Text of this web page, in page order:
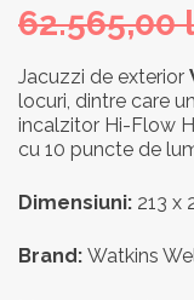
62.565,00
Jacuzzi de exterior
locuri, dintre care
incalzitor Hi-Flow
cu 10 puncte de
Dimensiuni: 213 x
Brand: Watkins